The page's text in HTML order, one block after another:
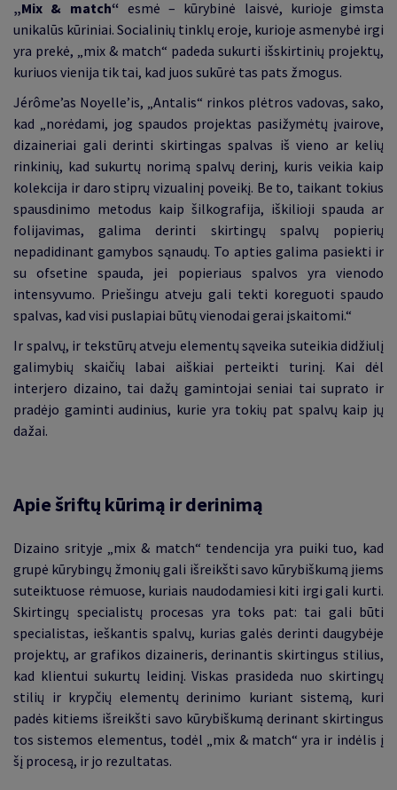
„Mix & match“ esmė – kūrybinė laisvė, kurioje gimsta
unikalūs kūriniai. Socialinių tinklų eroje, kurioje asmenybė irgi
yra prekė, „mix & match“ padeda sukurti išskirtinių projektų,
kuriuos vienija tik tai, kad juos sukūrė tas pats žmogus.
Jérôme’as Noyelle’is, „Antalis“ rinkos plėtros vadovas, sako,
kad „norėdami, jog spaudos projektas pasižymėtų įvairove,
dizaineriai gali derinti skirtingas spalvas iš vieno ar kelių
rinkinių, kad sukurtų norimą spalvų derinį, kuris veikia kaip
kolekcija ir daro stiprų vizualinį poveikį. Be to, taikant tokius
spausdinimo metodus kaip šilkografija, iškilioji spauda ar
folijavimas, galima derinti skirtingų spalvų popierių
nepadidinant gamybos sąnaudų. To apties galima pasiekti ir
su ofsetine spauda, jei popieriaus spalvos yra vienodo
intensyvumo. Priešingu atveju gali tekti koreguoti spaudo
spalvas, kad visi puslapiai būtų vienodai gerai įskaitomi.“
Ir spalvų, ir tekstūrų atveju elementų sąveika suteikia didžiulį
galimybių skaičių labai aiškiai perteikti turinį. Kai dėl
interjero dizaino, tai dažų gamintojai seniai tai suprato ir
pradėjo gaminti audinius, kurie yra tokių pat spalvų kaip jų
dažai.
Apie šriftų kūrimą ir derinimą
Dizaino srityje „mix & match“ tendencija yra puiki tuo, kad
grupė kūrybingų žmonių gali išreikšti savo kūrybiškumą jiems
suteiktuose rėmuose, kuriais naudodamiesi kiti irgi gali kurti.
Skirtingų specialistų procesas yra toks pat: tai gali būti
specialistas, ieškantis spalvų, kurias galės derinti daugybėje
projektų, ar grafikos dizaineris, derinantis skirtingus stilius,
kad klientui sukurtų leidinį. Viskas prasideda nuo skirtingų
stilių ir krypčių elementų derinimo kuriant sistemą, kuri
padės kitiems išreikšti savo kūrybiškumą derinant skirtingus
tos sistemos elementus, todėl „mix & match“ yra ir indėlis į
šį procesą, ir jo rezultatas.